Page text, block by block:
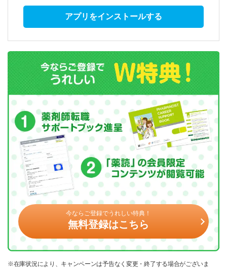
アプリをインストールする
今ならご登録でうれしい特典！
無料登録はこちら
※在庫状況により、キャンペーンは予告なく変更・終了する場合がございま